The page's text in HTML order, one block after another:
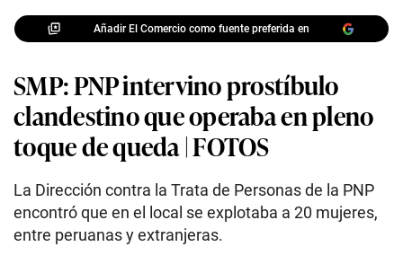
Añadir El Comercio como fuente preferida en
SMP: PNP intervino prostíbulo
clandestino que operaba en pleno
toque de queda | FOTOS
La Dirección contra la Trata de Personas de la PNP
encontró que en el local se explotaba a 20 mujeres,
entre peruanas y extranjeras.